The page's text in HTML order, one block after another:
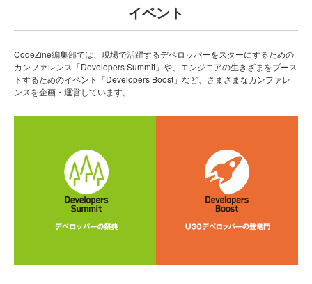
イベント
CodeZine編集部では、現場で活躍するデベロッパーをスターにするための
カンファレンス「Developers Summit」や、エンジニアの生きざまをブース
トするためのイベント「Developers Boost」など、さまざまなカンファレ
ンスを企画・運営しています。